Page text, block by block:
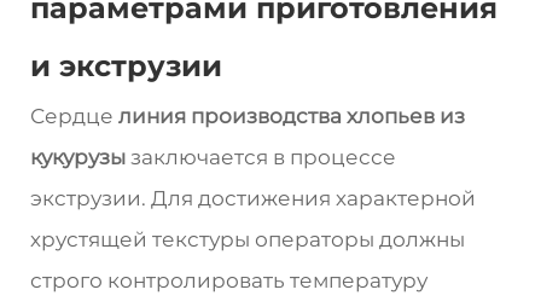
параметрами приготовления
и экструзии
Сердце линия производства хлопьев из
кукурузы заключается в процессе
экструзии. Для достижения характерной
хрустящей текстуры операторы должны
строго контролировать температуру